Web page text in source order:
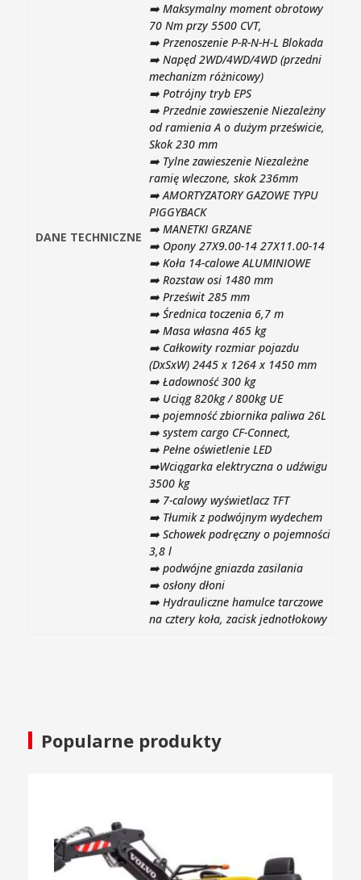
DANE TECHNICZNE
➡️ Maksymalny moment obrotowy
70 Nm przy 5500 CVT,
➡️ Przenoszenie P-R-N-H-L Blokada
➡️ Napęd 2WD/4WD/4WD (przedni
mechanizm różnicowy)
➡️ Potrójny tryb EPS
➡️ Przednie zawieszenie Niezależny
od ramienia A o dużym prześwicie,
Skok 230 mm
➡️ Tylne zawieszenie Niezależne
ramię wleczone, skok 236mm
➡️ AMORTYZATORY GAZOWE TYPU
PIGGYBACK
➡️ MANETKI GRZANE
➡️ Opony 27X9.00-14 27X11.00-14
➡️ Koła 14-calowe ALUMINIOWE
➡️ Rozstaw osi 1480 mm
➡️ Prześwit 285 mm
➡️ Średnica toczenia 6,7 m
➡️ Masa własna 465 kg
➡️ Całkowity rozmiar pojazdu
(DxSxW) 2445 x 1264 x 1450 mm
➡️ Ładowność 300 kg
➡️ Uciąg 820kg / 800kg UE
➡️ pojemność zbiornika paliwa 26L
➡️ system cargo CF-Connect,
➡️ Pełne oświetlenie LED
➡️Wciągarka elektryczna o udźwigu
3500 kg
➡️ 7-calowy wyświetlacz TFT
➡️ Tłumik z podwójnym wydechem
➡️ Schowek podręczny o pojemności
3,8 l
➡️ podwójne gniazda zasilania
➡️ osłony dłoni
➡️ Hydrauliczne hamulce tarczowe
na cztery koła, zacisk jednotłokowy
Popularne produkty